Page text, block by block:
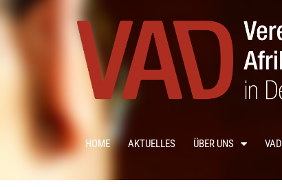
HOME AKTUELLES ÜBER UNS